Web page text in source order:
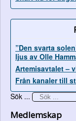
”Den svarta
ljus av Olle
Artemisavtalet –
Från kanaler till
Sök ...
Medlemskap